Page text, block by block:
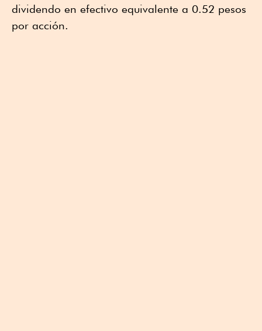
dividendo en efectivo equivalente a 0.52 pesos
por acción.